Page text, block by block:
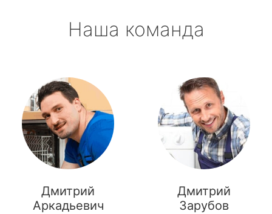
Наша команда
Дмитрий
Аркадьевич
Дмитрий
Зарубов